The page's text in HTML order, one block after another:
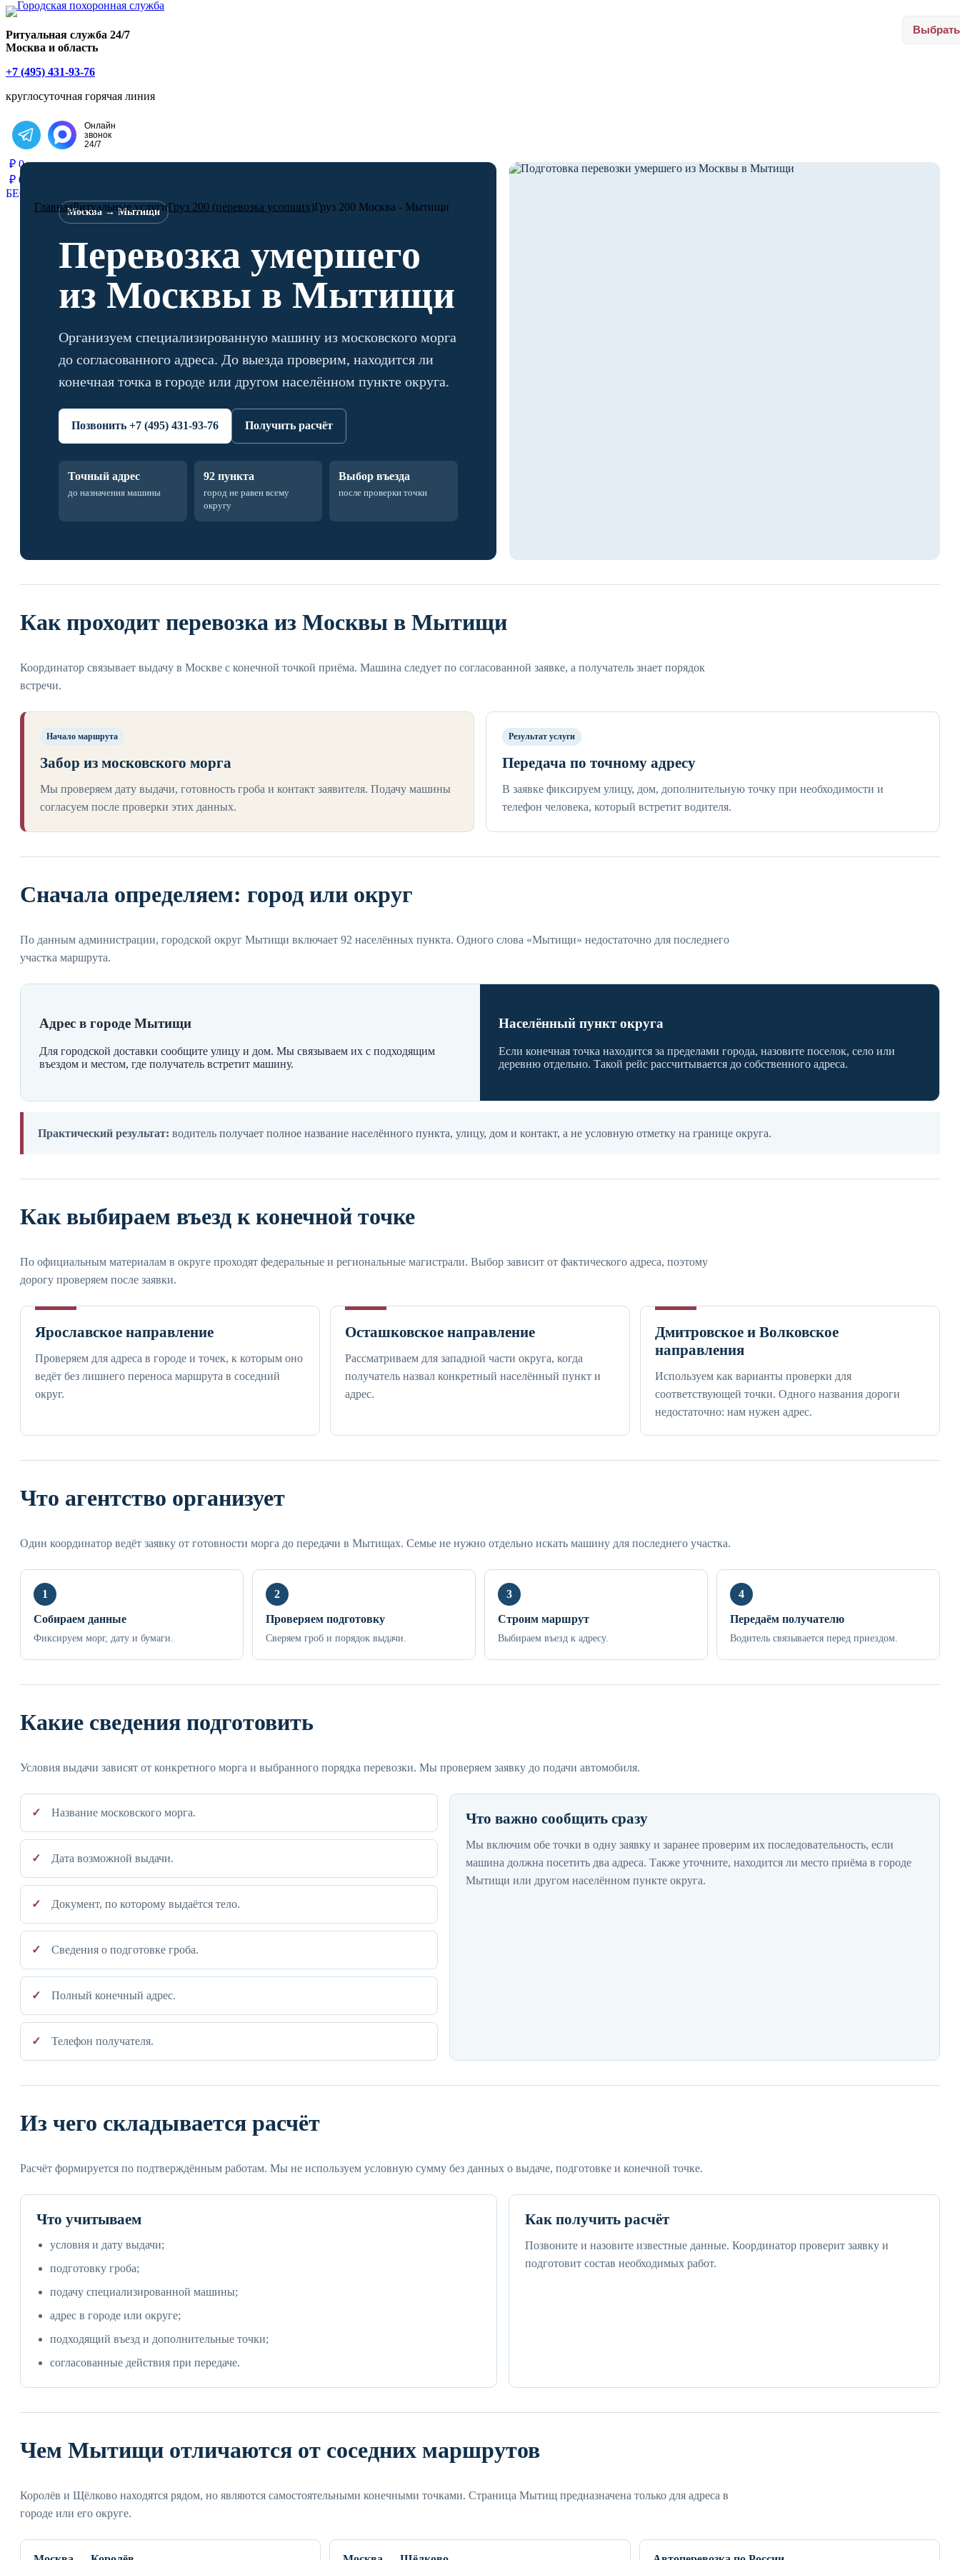
Ритуальная служба 24/7
Москва и область
+7 (495) 431-93-76
круглосуточная горячая линия
Написать в Telegram
Онлайн
звонок
24/7
₽ 0
₽ 0
БЕСПЛАТНАЯ КОНСУЛЬТАЦИЯ
ГлавнаяРитуальные услугиГруз 200 (перевозка усопших)Груз 200 Москва - Мытищи
Москва → Мытищи
Перевозка умершего
из Москвы в Мытищи
Организуем специализированную машину из московского морга
до согласованного адреса. До выезда проверим, находится ли
конечная точка в городе или другом населённом пункте округа.
Позвонить +7 (495) 431-93-76 Получить расчёт
Точный адрес
до назначения машины
92 пункта
город не равен всему
округу
Выбор въезда
после проверки точки
Как проходит перевозка из Москвы в Мытищи
Координатор связывает выдачу в Москве с конечной точкой приёма. Машина следует по согласованной заявке, а получатель знает порядок
встречи.
Начало маршрута
Забор из московского морга
Мы проверяем дату выдачи, готовность гроба и контакт заявителя. Подачу машины
согласуем после проверки этих данных.
Результат услуги
Передача по точному адресу
В заявке фиксируем улицу, дом, дополнительную точку при необходимости и
телефон человека, который встретит водителя.
Сначала определяем: город или округ
По данным администрации, городской округ Мытищи включает 92 населённых пункта. Одного слова «Мытищи» недостаточно для последнего
участка маршрута.
Адрес в городе Мытищи
Для городской доставки сообщите улицу и дом. Мы связываем их с подходящим
въездом и местом, где получатель встретит машину.
Населённый пункт округа
Если конечная точка находится за пределами города, назовите поселок, село или
деревню отдельно. Такой рейс рассчитывается до собственного адреса.
Практический результат: водитель получает полное название населённого пункта, улицу, дом и контакт, а не условную отметку на границе округа.
Как выбираем въезд к конечной точке
По официальным материалам в округе проходят федеральные и региональные магистрали. Выбор зависит от фактического адреса, поэтому
дорогу проверяем после заявки.
Ярославское направление
Проверяем для адреса в городе и точек, к которым оно
ведёт без лишнего переноса маршрута в соседний
округ.
Осташковское направление
Рассматриваем для западной части округа, когда
получатель назвал конкретный населённый пункт и
адрес.
Дмитровское и Волковское
направления
Используем как варианты проверки для
соответствующей точки. Одного названия дороги
недостаточно: нам нужен адрес.
Что агентство организует
Один координатор ведёт заявку от готовности морга до передачи в Мытищах. Семье не нужно отдельно искать машину для последнего участка.
1
Собираем данные
Фиксируем морг, дату и бумаги.
2
Проверяем подготовку
Сверяем гроб и порядок выдачи.
3
Строим маршрут
Выбираем въезд к адресу.
4
Передаём получателю
Водитель связывается перед приездом.
Какие сведения подготовить
Условия выдачи зависят от конкретного морга и выбранного порядка перевозки. Мы проверяем заявку до подачи автомобиля.
Название московского морга.
Дата возможной выдачи.
Документ, по которому выдаётся тело.
Сведения о подготовке гроба.
Полный конечный адрес.
Телефон получателя.
Что важно сообщить сразу
Мы включим обе точки в одну заявку и заранее проверим их последовательность, если
машина должна посетить два адреса. Также уточните, находится ли место приёма в городе
Мытищи или другом населённом пункте округа.
Из чего складывается расчёт
Расчёт формируется по подтверждённым работам. Мы не используем условную сумму без данных о выдаче, подготовке и конечной точке.
Что учитываем
условия и дату выдачи;
подготовку гроба;
подачу специализированной машины;
адрес в городе или округе;
подходящий въезд и дополнительные точки;
согласованные действия при передаче.
Как получить расчёт
Позвоните и назовите известные данные. Координатор проверит заявку и
подготовит состав необходимых работ.
Чем Мытищи отличаются от соседних маршрутов
Королёв и Щёлково находятся рядом, но являются самостоятельными конечными точками. Страница Мытищ предназначена только для адреса в
городе или его округе.